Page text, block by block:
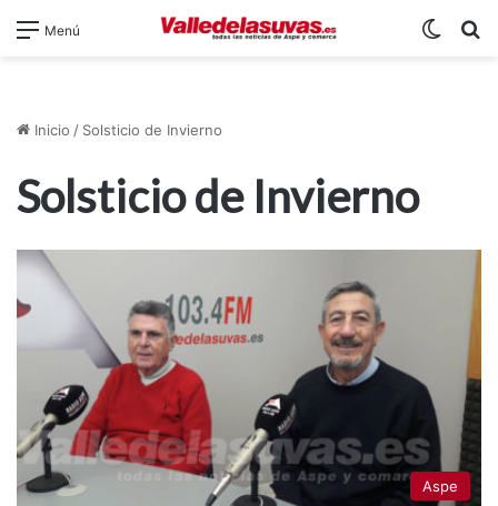
Menú
Inicio / Solsticio de Invierno
Solsticio de Invierno
Aspe